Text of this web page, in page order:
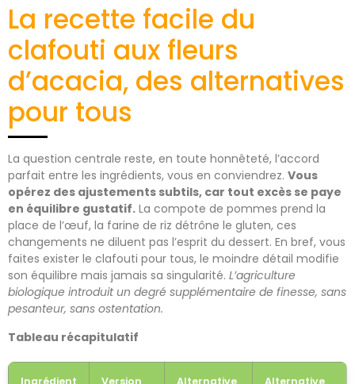
La recette facile du
clafouti aux fleurs
d’acacia, des alternatives
pour tous
La question centrale reste, en toute honnêteté, l’accord
parfait entre les ingrédients, vous en conviendrez. Vous
opérez des ajustements subtils, car tout excès se paye
en équilibre gustatif. La compote de pommes prend la
place de l’œuf, la farine de riz détrône le gluten, ces
changements ne diluent pas l’esprit du dessert. En bref, vous
faites exister le clafouti pour tous, le moindre détail modifie
son équilibre mais jamais sa singularité. L’agriculture
biologique introduit un degré supplémentaire de finesse, sans
pesanteur, sans ostentation.
Tableau récapitulatif
Ingrédient
Version
Alternative
Alternative